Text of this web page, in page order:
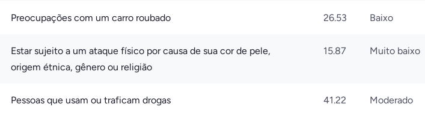
Preocupações com um carro roubado 26.53 Baixo
Estar sujeito a um ataque físico por causa de sua cor de pele,
origem étnica, gênero ou religião
15.87 Muito baixo
Pessoas que usam ou traficam drogas 41.22 Moderado